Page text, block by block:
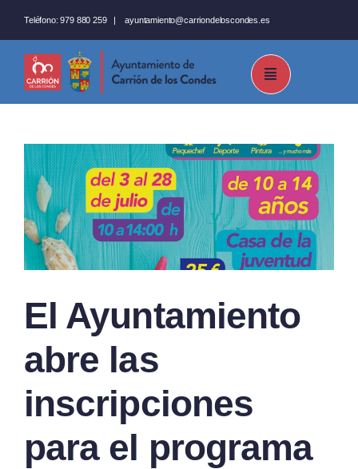
al
contenido
Teléfono: 979 880 259 |ayuntamiento@carriondeloscondes.es
El Ayuntamiento
abre las
inscripciones
para el programa